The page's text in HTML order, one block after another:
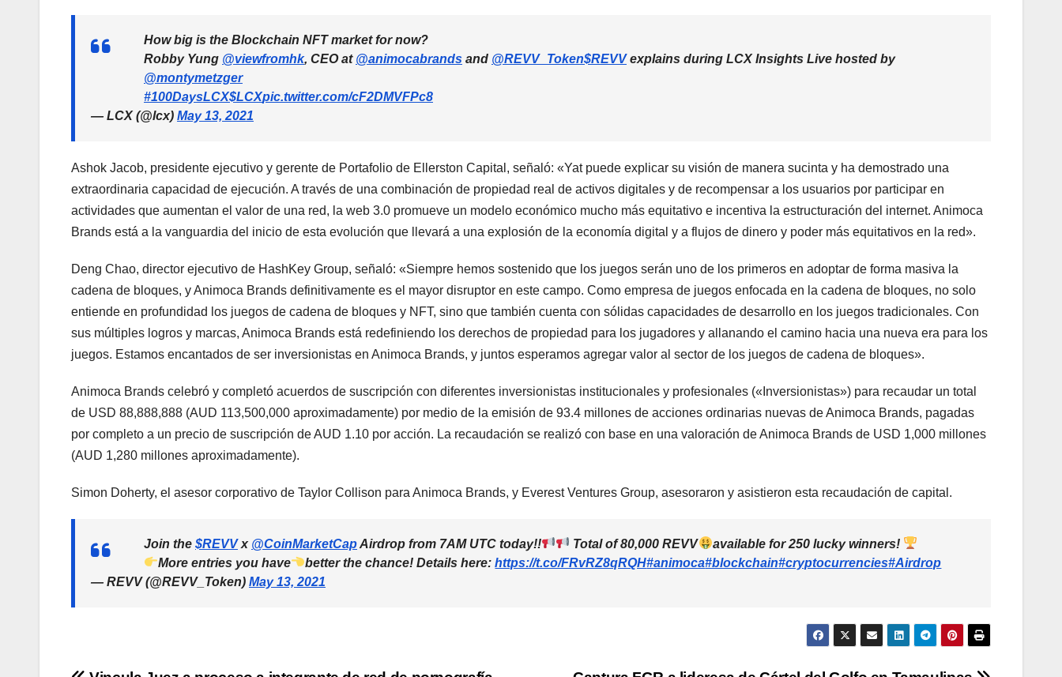
How big is the Blockchain NFT market for now?
Robby Yung @viewfromhk, CEO at @animocabrands and @REVV_Token$REVVexplains during LCX Insights Live hosted by
@montymetzger
#100DaysLCX$LCXpic.twitter.com/cF2DMVFPc8
— LCX (@lcx) May 13, 2021
Ashok Jacob, presidente ejecutivo y gerente de Portafolio de Ellerston Capital, señaló: «Yat puede explicar su visión de manera sucinta y ha demostrado una
extraordinaria capacidad de ejecución. A través de una combinación de propiedad real de activos digitales y de recompensar a los usuarios por participar en
actividades que aumentan el valor de una red, la web 3.0 promueve un modelo económico mucho más equitativo e incentiva la estructuración del internet. Animoca
Brands está a la vanguardia del inicio de esta evolución que llevará a una explosión de la economía digital y a flujos de dinero y poder más equitativos en la red».
Deng Chao, director ejecutivo de HashKey Group, señaló: «Siempre hemos sostenido que los juegos serán uno de los primeros en adoptar de forma masiva la
cadena de bloques, y Animoca Brands definitivamente es el mayor disruptor en este campo. Como empresa de juegos enfocada en la cadena de bloques, no solo
entiende en profundidad los juegos de cadena de bloques y NFT, sino que también cuenta con sólidas capacidades de desarrollo en los juegos tradicionales. Con
sus múltiples logros y marcas, Animoca Brands está redefiniendo los derechos de propiedad para los jugadores y allanando el camino hacia una nueva era para los
juegos. Estamos encantados de ser inversionistas en Animoca Brands, y juntos esperamos agregar valor al sector de los juegos de cadena de bloques».
Animoca Brands celebró y completó acuerdos de suscripción con diferentes inversionistas institucionales y profesionales («Inversionistas») para recaudar un total
de USD 88,888,888 (AUD 113,500,000 aproximadamente) por medio de la emisión de 93.4 millones de acciones ordinarias nuevas de Animoca Brands, pagadas
por completo a un precio de suscripción de AUD 1.10 por acción. La recaudación se realizó con base en una valoración de Animoca Brands de USD 1,000 millones
(AUD 1,280 millones aproximadamente).
Simon Doherty, el asesor corporativo de Taylor Collison para Animoca Brands, y Everest Ventures Group, asesoraron y asistieron esta recaudación de capital.
Join the $REVVx @CoinMarketCapAirdrop from 7AM UTC today!! Total of 80,000 REVV
available for 250 lucky winners!
More entries you have
better the chance! Details here:https://t.co/FRvRZ8qRQH#animoca#blockchain#cryptocurrencies#Airdrop
— REVV (@REVV_Token) May 13, 2021